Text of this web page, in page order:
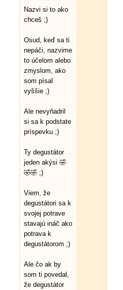
Nazvi si to ako
chceš ;)
Osud, keď sa ti
nepáči, nazvime
to účelom alebo
zmyslom, ako
som písal
vyššie ;)
Ale nevyňadril
si sa k podstate
príspevku ;)
Ty degustátor
jeden akýsi 🤣
🤣🤣 ;)
Viem, že
degustátori sa k
svojej potrave
stavajú ináč ako
potrava k
degustátorom ;)
Ale čo ak by
som ti povedal,
že degustátor